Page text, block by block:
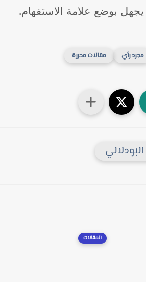
بوضع علامة الاستفهام.
رأي مقالات محررة
المقالات